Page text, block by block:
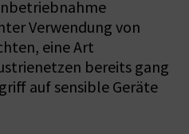
Verwendung von
eine Art
bereits gang
auf sensible Geräte